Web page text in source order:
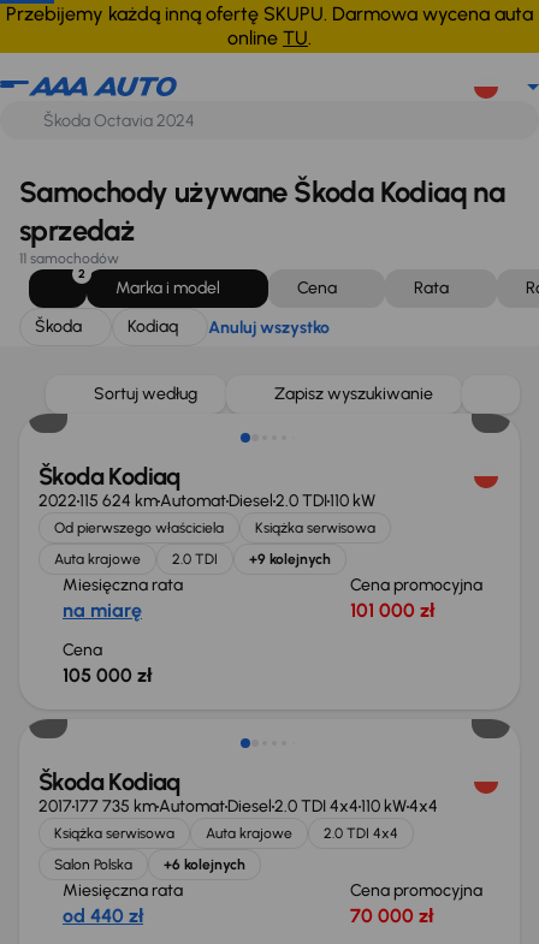
Przebijemy każdą inną ofertę SKUPU. Darmowa wycena auta
online TU.
Škoda Kodiaq Anuluj wszystko
Samochody używane Škoda Kodiaq na
sprzedaż
11 samochodów
2
Marka i model Cena Rata
Škoda
Kodiaq Anuluj wszystko
Sortuj według Zapisz wyszukiwanie
Możliwość odliczenia VAT
Škoda Kodiaq
2022115 624 kmAutomatDiesel2.0 TDI110 kW
Od pierwszego właściciela
Książka serwisowa
Auta krajowe
2.0 TDI +9 kolejnych
Miesięczna rata
na miarę
Cena promocyjna
101 000 zł
Cena
105 000 zł
Taniej o 1 000 zł
Škoda Kodiaq
2017177 735 kmAutomatDiesel2.0 TDI 4x4110 kW4x4
Książka serwisowa Auta krajowe
2.0 TDI 4x4
Salon Polska
+6 kolejnych
Miesięczna rata
od 440 zł
Cena promocyjna
70 000 zł